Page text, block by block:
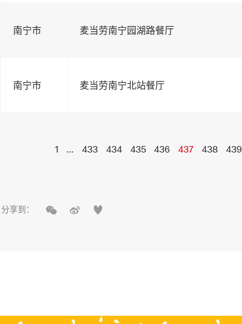
南宁市 麦当劳南宁园湖路餐厅
南宁市 麦当劳南宁北站餐厅
1 ... 433 434 435 436 437 438 439
分享到：   